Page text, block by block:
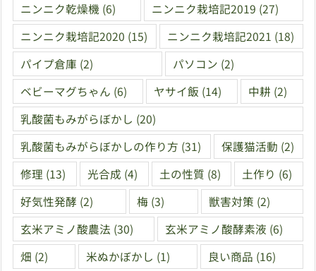
ニンニク乾燥機 (6) ニンニク栽培記2019 (27)
ニンニク栽培記2020 (15) ニンニク栽培記2021 (18)
パイプ倉庫 (2) パソコン (2)
ベビーマグちゃん (6) ヤサイ飯 (14) 中耕 (2)
乳酸菌もみがらぼかし (20)
乳酸菌もみがらぼかしの作り方 (31) 保護猫活動 (2)
修理 (13) 光合成 (4) 土の性質 (8) 土作り (6)
好気性発酵 (2) 梅 (3) 獣害対策 (2)
玄米アミノ酸農法 (30) 玄米アミノ酸酵素液 (6)
畑 (2) 米ぬかぼかし (1) 良い商品 (16)